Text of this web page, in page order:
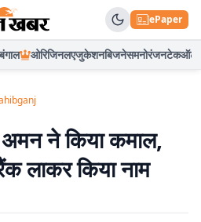
ePaper
ओरिजिनलएजुकेशनबिजनेसमनोरंजनटेकऑटो
ने किया कमाल,
लाकर किया नाम